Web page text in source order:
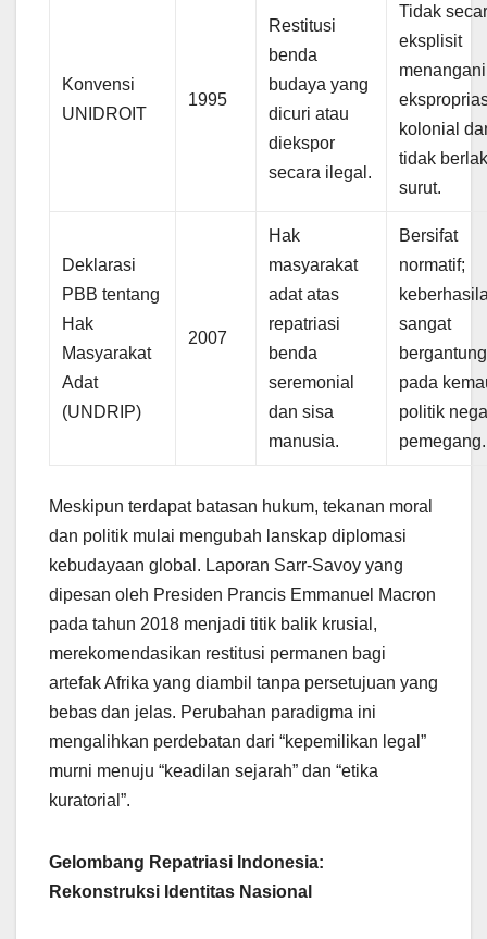
Konvensi
UNIDROIT
1995
Restitusi
benda
budaya yang
dicuri atau
diekspor
secara ilegal.
Tidak
eksplisit
menangani
kolonial
tidak
surut.
Deklarasi
PBB tentang
Hak
Masyarakat
Adat
(UNDRIP)
2007
Hak
masyarakat
adat atas
repatriasi
benda
seremonial
dan sisa
manusia.
Bersifat
normatif;
sangat
bergantung
pada
politik
pemegang.
Meskipun terdapat batasan hukum, tekanan moral
dan politik mulai mengubah lanskap diplomasi
kebudayaan global. Laporan Sarr-Savoy yang
dipesan oleh Presiden Prancis Emmanuel Macron
pada tahun 2018 menjadi titik balik krusial,
merekomendasikan restitusi permanen bagi
artefak Afrika yang diambil tanpa persetujuan yang
bebas dan jelas. Perubahan paradigma ini
mengalihkan perdebatan dari “kepemilikan legal”
murni menuju “keadilan sejarah” dan “etika
kuratorial”.
Gelombang Repatriasi Indonesia:
Rekonstruksi Identitas Nasional